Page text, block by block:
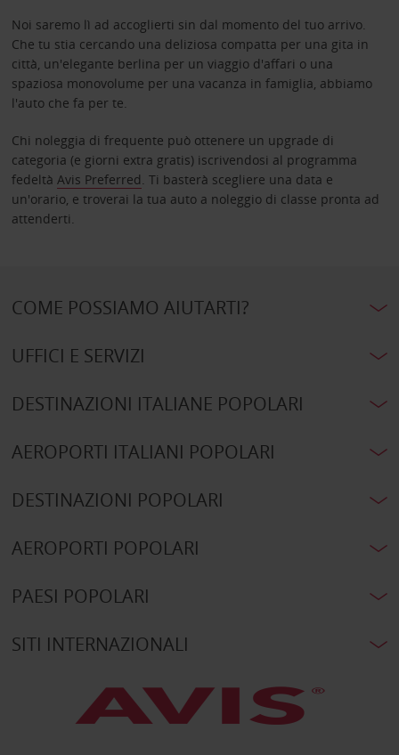
Noi saremo lì ad accoglierti sin dal momento del tuo arrivo.
Che tu stia cercando una deliziosa compatta per una gita in
città, un'elegante berlina per un viaggio d'affari o una
spaziosa monovolume per una vacanza in famiglia, abbiamo
l'auto che fa per te.
Chi noleggia di frequente può ottenere un upgrade di
categoria (e giorni extra gratis) iscrivendosi al programma
fedeltà Avis Preferred. Ti basterà scegliere una data e
un'orario, e troverai la tua auto a noleggio di classe pronta ad
attenderti.
COME POSSIAMO AIUTARTI?
UFFICI E SERVIZI
DESTINAZIONI ITALIANE POPOLARI
AEROPORTI ITALIANI POPOLARI
DESTINAZIONI POPOLARI
AEROPORTI POPOLARI
PAESI POPOLARI
SITI INTERNAZIONALI